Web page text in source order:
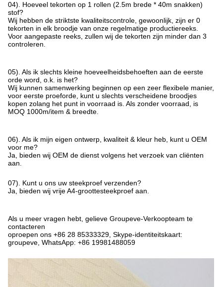
04). Hoeveel tekorten op 1 rollen (2.5m brede * 40m snakken)
stof?
Wij hebben de striktste kwaliteitscontrole, gewoonlijk, zijn er 0
tekorten in elk broodje van onze regelmatige productiereeks.
Voor aangepaste reeks, zullen wij de tekorten zijn minder dan 3
controleren.
05). Als ik slechts kleine hoeveelheidsbehoeften aan de eerste
orde word, o.k. is het?
Wij kunnen samenwerking beginnen op een zeer flexibele manier,
voor eerste proeforde, kunt u slechts verscheidene broodjes
kopen zolang het punt in voorraad is. Als zonder voorraad, is
MOQ 1000m/item & breedte.
06). Als ik mijn eigen ontwerp, kwaliteit & kleur heb, kunt u OEM
voor me?
Ja, bieden wij OEM de dienst volgens het verzoek van cliënten
aan.
07). Kunt u ons uw steekproef verzenden?
Ja, bieden wij vrije A4-groottesteekproef aan.
Als u meer vragen hebt, gelieve Groupeve-Verkoopteam te
contacteren
oproepen ons +86 28 85333329, Skype-identiteitskaart:
groupeve, WhatsApp: +86 19981488059